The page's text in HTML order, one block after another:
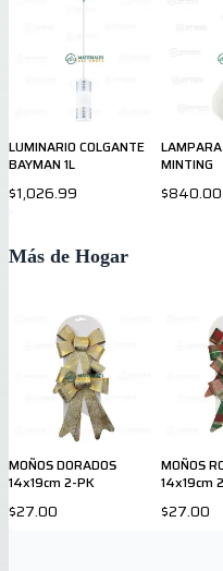
LUMINARIO COLGANTE
BAYMAN 1L
$1,026.99
MINTING
$840.00
Más de Hogar
MOÑOS DORADOS
14x19cm 2-PK
$27.00
MOÑOS
14x19cm
$27.00